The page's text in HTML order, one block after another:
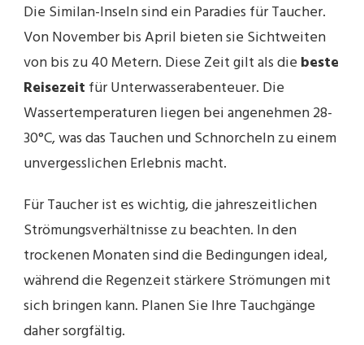
Die Similan-Inseln sind ein Paradies für Taucher.
Von November bis April bieten sie Sichtweiten
von bis zu 40 Metern. Diese Zeit gilt als die beste
Reisezeit für Unterwasserabenteuer. Die
Wassertemperaturen liegen bei angenehmen 28-
30°C, was das Tauchen und Schnorcheln zu einem
unvergesslichen Erlebnis macht.
Für Taucher ist es wichtig, die jahreszeitlichen
Strömungsverhältnisse zu beachten. In den
trockenen Monaten sind die Bedingungen ideal,
während die Regenzeit stärkere Strömungen mit
sich bringen kann. Planen Sie Ihre Tauchgänge
daher sorgfältig.